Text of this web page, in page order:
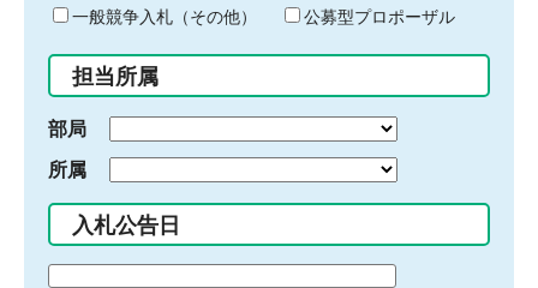
ド
入
力
一般競争入札（その他）
公募型プロポーザル
担当所属
部局
所属
入札公告日